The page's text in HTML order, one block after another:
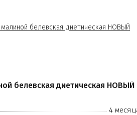
белевская диетическая НОВЫЙ
4